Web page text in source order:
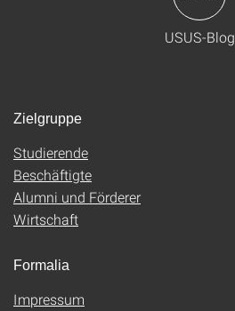
USUS-Blog
Zielgruppe
Studierende
Beschäftigte
Alumni und Förderer
Wirtschaft
Formalia
Impressum